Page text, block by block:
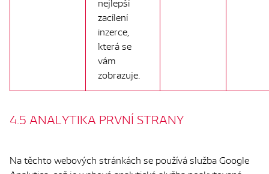
zacílení
inzerce,
která se
vám
zobrazuje.
4.5 ANALYTIKA PRVNÍ STRANY
Na těchto webových stránkách se používá služba Google